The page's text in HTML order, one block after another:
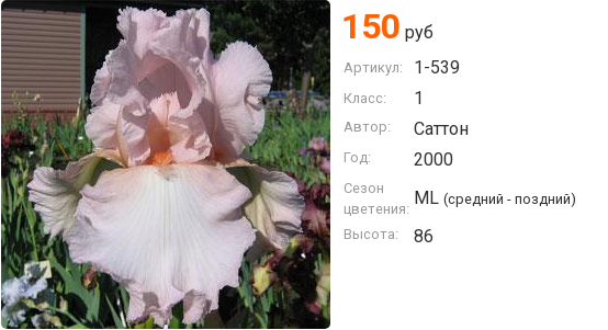
150 руб
Артикул: 1-539
Класс: 1
Автор: Саттон
Год: 2000
Сезон
цветения:
ML (средний - поздний)
Высота: 86